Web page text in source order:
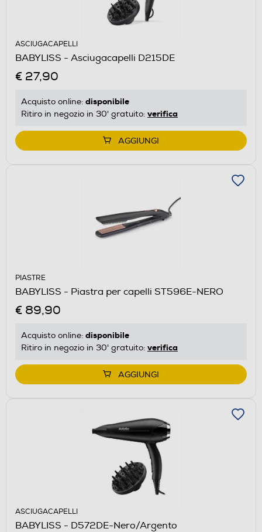
ASCIUGACAPELLI
BABYLISS - Asciugacapelli D215DE
€ 27,90
Acquisto online: disponibile
Ritiro in negozio in 30' gratuito: verifica
AGGIUNGI
PIASTRE
BABYLISS - Piastra per capelli ST596E-NERO
€ 89,90
Acquisto online: disponibile
Ritiro in negozio in 30' gratuito: verifica
AGGIUNGI
ASCIUGACAPELLI
BABYLISS - D572DE-Nero/Argento